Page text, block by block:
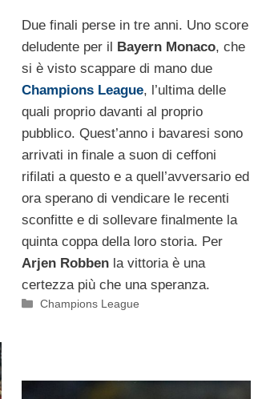
Due finali perse in tre anni. Uno score
deludente per il Bayern Monaco, che
si è visto scappare di mano due
Champions League, l’ultima delle
quali proprio davanti al proprio
pubblico. Quest’anno i bavaresi sono
arrivati in finale a suon di ceffoni
rifilati a questo e a quell’avversario ed
ora sperano di vendicare le recenti
sconfitte e di sollevare finalmente la
quinta coppa della loro storia. Per
Arjen Robbenla vittoria è una
certezza più che una speranza.
Categorie
Champions League